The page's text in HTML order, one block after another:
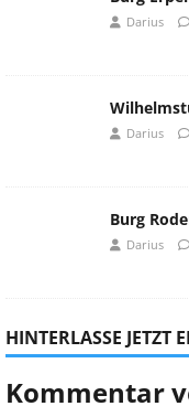
Darius
Darius
Burg
Darius
HINTERLASSE JETZT
Kommentar